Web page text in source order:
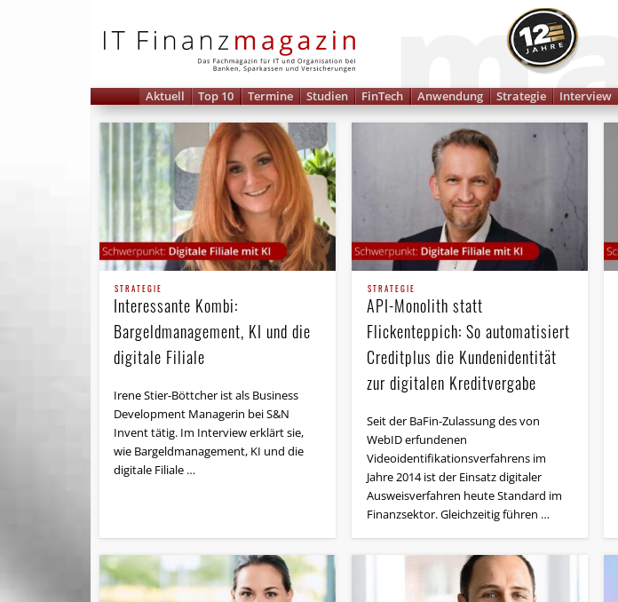
Aktuell Top 10 Termine Studien FinTech Anwendung Strategie Interview
STRATEGIE
Interessante Kombi:
Bargeldmanagement, KI und die
digitale Filiale
Irene Stier-Böttcher ist als Business
Development Managerin bei S&N
Invent tätig. Im Interview erklärt sie,
wie Bargeldmanagement, KI und die
digitale Filiale …
STRATEGIE
API-Monolith statt
Flickenteppich: So automatisiert
Creditplus die Kundenidentität
zur digitalen Kreditvergabe
Seit der BaFin-Zulassung des von
WebID erfundenen
Videoidentifikationsverfahrens im
Jahre 2014 ist der Einsatz digitaler
Ausweisverfahren heute Standard im
Finanzsektor. Gleichzeitig führen …